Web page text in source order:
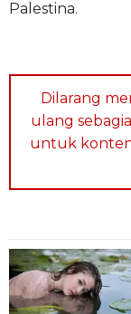
Palestina.
Dilarang
ulang
untuk konten